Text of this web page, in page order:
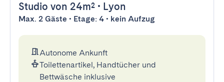
Studio von 24m² • Lyon
Max. 2 Gäste • Etage: 4 • kein Aufzug
Autonome Ankunft
Toilettenartikel, Handtücher und
Bettwäsche inklusive